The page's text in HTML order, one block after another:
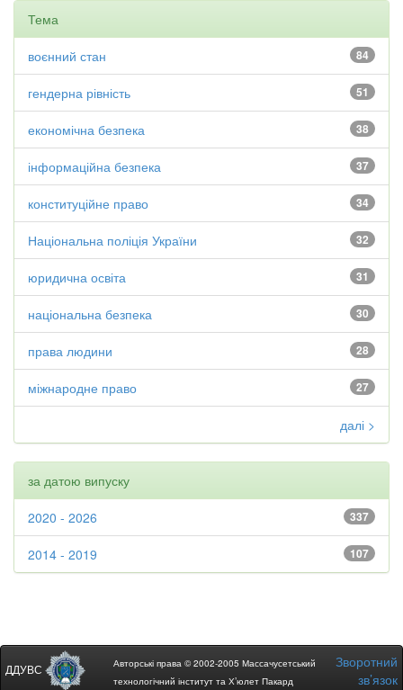
Тема
84
воєнний стан
51
гендерна рівність
38
економічна безпека
37
інформаційна безпека
34
конституційне право
32
Національна поліція України
31
юридична освіта
30
національна безпека
28
права людини
27
міжнародне право
далі >
за датою випуску
337
2020 - 2026
107
2014 - 2019
ДДУВС
Авторські права © 2002-2005 Массачусетський
технологічний інститут та Х’юлет Пакард
Зворотний
зв’язок